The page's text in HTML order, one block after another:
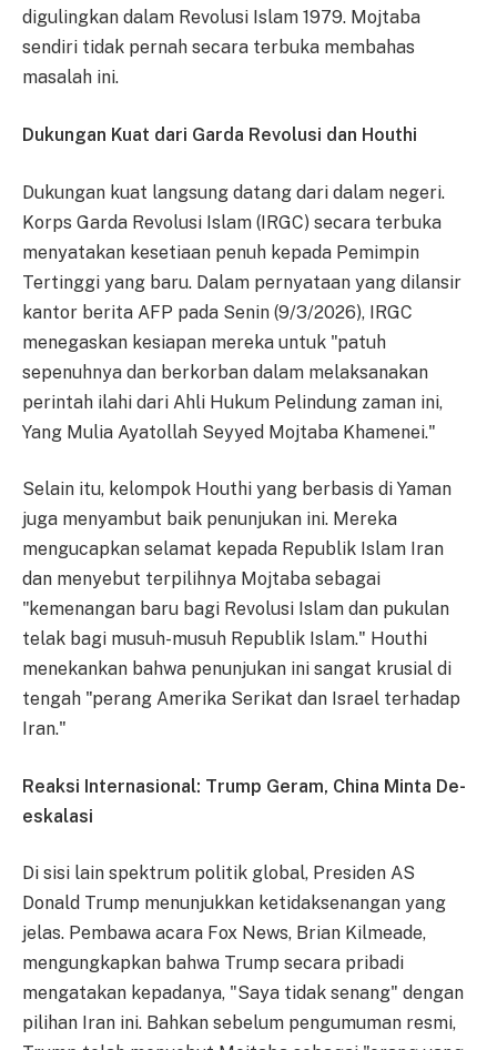
digulingkan dalam Revolusi Islam 1979. Mojtaba
sendiri tidak pernah secara terbuka membahas
masalah ini.
Dukungan Kuat dari Garda Revolusi dan Houthi
Dukungan kuat langsung datang dari dalam negeri.
Korps Garda Revolusi Islam (IRGC) secara terbuka
menyatakan kesetiaan penuh kepada Pemimpin
Tertinggi yang baru. Dalam pernyataan yang dilansir
kantor berita AFP pada Senin (9/3/2026), IRGC
menegaskan kesiapan mereka untuk "patuh
sepenuhnya dan berkorban dalam melaksanakan
perintah ilahi dari Ahli Hukum Pelindung zaman ini,
Yang Mulia Ayatollah Seyyed Mojtaba Khamenei."
Selain itu, kelompok Houthi yang berbasis di Yaman
juga menyambut baik penunjukan ini. Mereka
mengucapkan selamat kepada Republik Islam Iran
dan menyebut terpilihnya Mojtaba sebagai
"kemenangan baru bagi Revolusi Islam dan pukulan
telak bagi musuh-musuh Republik Islam." Houthi
menekankan bahwa penunjukan ini sangat krusial di
tengah "perang Amerika Serikat dan Israel terhadap
Iran."
Reaksi Internasional: Trump Geram, China Minta De-
eskalasi
Di sisi lain spektrum politik global, Presiden AS
Donald Trump menunjukkan ketidaksenangan yang
jelas. Pembawa acara Fox News, Brian Kilmeade,
mengungkapkan bahwa Trump secara pribadi
mengatakan kepadanya, "Saya tidak senang" dengan
pilihan Iran ini. Bahkan sebelum pengumuman resmi,